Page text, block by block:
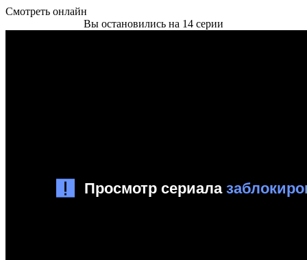
Смотреть онлайн
Вы остановились на 14 серии